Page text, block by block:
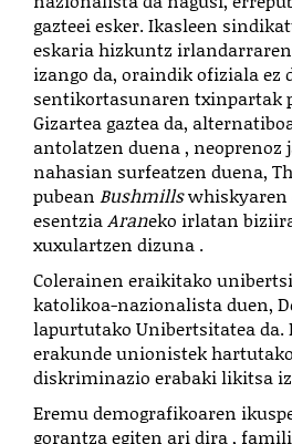
gazteei esker. Ikasleen
eskaria hizkuntz
izango da, oraindik ofiziala ez
sentikortasunaren txinpartak
Gizartea gaztea da,
antolatzen duena , neoprenoz
nahasian surfeatzen duena,
pubean Bushmillswhiskyaren
esentziaAraneko irlatan
xuxulartzen dizuna .
Colerainen eraikitako
katolikoa-nazionalista duen,
lapurtutako Unibertsitatea
erakunde unionistek
diskriminazio erabaki likitsa
Eremu demografikoaren
gorantza egiten ari dira ,